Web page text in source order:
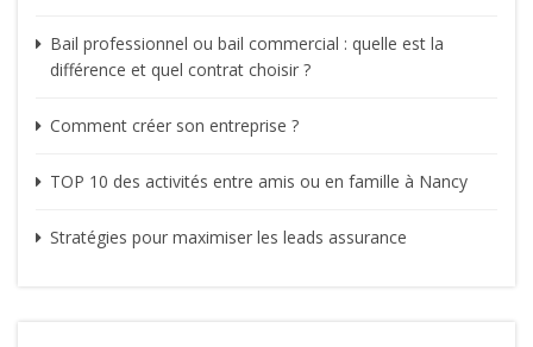
Bail professionnel ou bail commercial : quelle est la
différence et quel contrat choisir ?
Comment créer son entreprise ?
TOP 10 des activités entre amis ou en famille à Nancy
Stratégies pour maximiser les leads assurance